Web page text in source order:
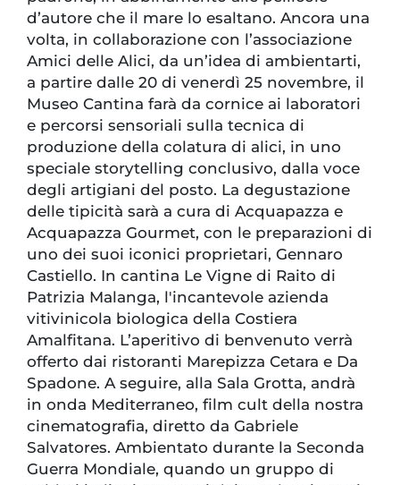
d’autore che il mare lo esaltano. Ancora una
volta, in collaborazione con l’associazione
Amici delle Alici, da un’idea di ambientarti,
a partire dalle 20 di venerdì 25 novembre, il
Museo Cantina farà da cornice ai laboratori
e percorsi sensoriali sulla tecnica di
produzione della colatura di alici, in uno
speciale storytelling conclusivo, dalla voce
degli artigiani del posto. La degustazione
delle tipicità sarà a cura di Acquapazza e
Acquapazza Gourmet, con le preparazioni di
uno dei suoi iconici proprietari, Gennaro
Castiello. In cantina Le Vigne di Raito di
Patrizia Malanga, l'incantevole azienda
vitivinicola biologica della Costiera
Amalfitana. L’aperitivo di benvenuto verrà
offerto dai ristoranti Marepizza Cetara e Da
Spadone. A seguire, alla Sala Grotta, andrà
in onda Mediterraneo, film cult della nostra
cinematografia, diretto da Gabriele
Salvatores. Ambientato durante la Seconda
Guerra Mondiale, quando un gruppo di